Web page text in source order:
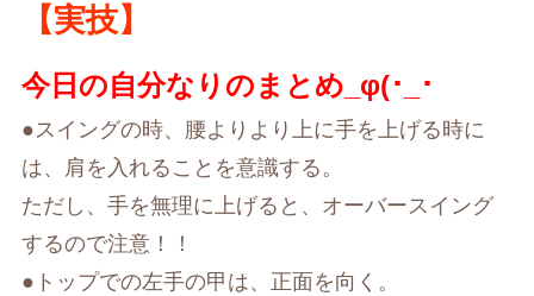
【実技】
今日の自分なりのまとめ_φ(･_･
●スイングの時、腰よりより上に手を上げる時に
は、肩を入れることを意識する。
ただし、手を無理に上げると、オーバースイング
するので注意！！
●トップでの左手の甲は、正面を向く。